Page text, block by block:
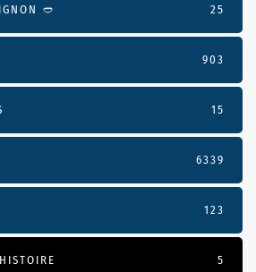
🥙 25
903
15
6339
123
5